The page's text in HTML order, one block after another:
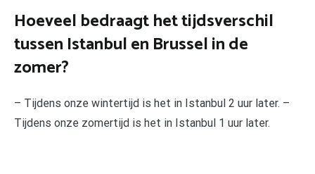
Hoeveel bedraagt het tijdsverschil
tussen Istanbul en Brussel in de
zomer?
– Tijdens onze wintertijd is het in Istanbul 2 uur later. –
Tijdens onze zomertijd is het in Istanbul 1 uur later.